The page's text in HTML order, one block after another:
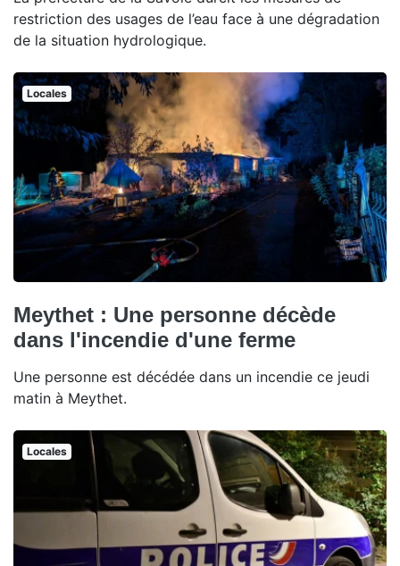
restriction des usages de l’eau face à une dégradation
de la situation hydrologique.
Locales
Meythet : Une personne décède
dans l'incendie d'une ferme
Une personne est décédée dans un incendie ce jeudi
matin à Meythet.
Locales